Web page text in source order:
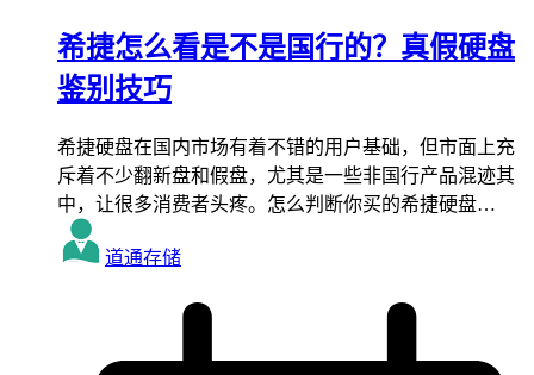
希捷怎么看是不是国行的？真假硬盘
鉴别技巧
希捷硬盘在国内市场有着不错的用户基础，但市面上充
斥着不少翻新盘和假盘，尤其是一些非国行产品混迹其
中，让很多消费者头疼。怎么判断你买的希捷硬盘…
道通存储